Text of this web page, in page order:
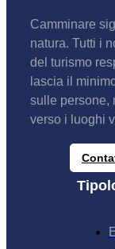
Camminare
natura. Tutti i
del turismo
lascia il
sulle persone,
verso i luoghi